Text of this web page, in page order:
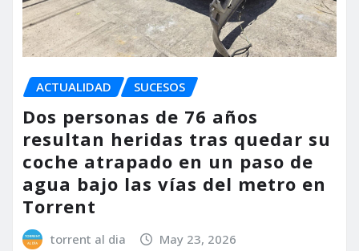
ACTUALIDAD SUCESOS
Dos personas de 76 años
resultan heridas tras quedar su
coche atrapado en un paso de
agua bajo las vías del metro en
Torrent
torrent al dia May 23, 2026